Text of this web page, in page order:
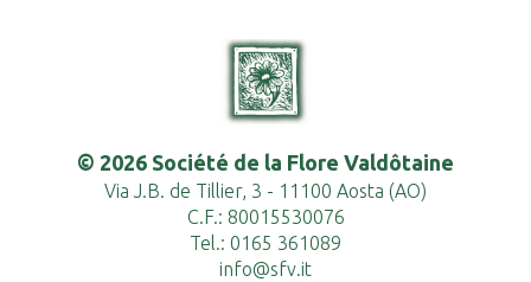
© 2026 Société de la Flore Valdôtaine
Via J.B. de Tillier, 3 - 11100 Aosta (AO)
C.F.: 80015530076
Tel.: 0165 361089
info@sfv.it